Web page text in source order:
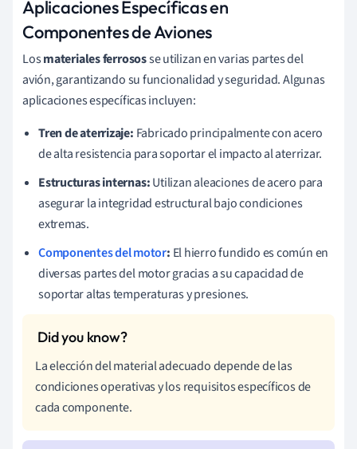
Aplicaciones Específicas en
Componentes de Aviones
Losmateriales ferrososse utilizan en varias partes del
avión, garantizando su funcionalidad y seguridad. Algunas
aplicaciones específicas incluyen:
Tren de aterrizaje: Fabricado principalmente con acero
de alta resistencia para soportar el impacto al aterrizar.
Estructuras internas:Utilizan aleaciones de acero para
asegurar la integridad estructural bajo condiciones
extremas.
Componentes del motor: El hierro fundido es común en
diversas partes del motor gracias a su capacidad de
soportar altas temperaturas y presiones.
La elección del material adecuado depende de las
condiciones operativas y los requisitos específicos de
cada componente.